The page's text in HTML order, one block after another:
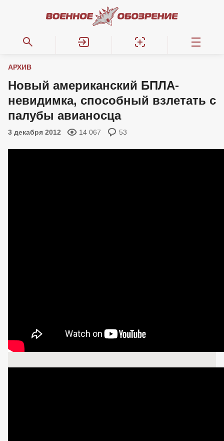
АРХИВ
Новый американский БПЛА-
невидимка, способный взлетать с
палубы авианосца
3 декабря 2012 14 067 53